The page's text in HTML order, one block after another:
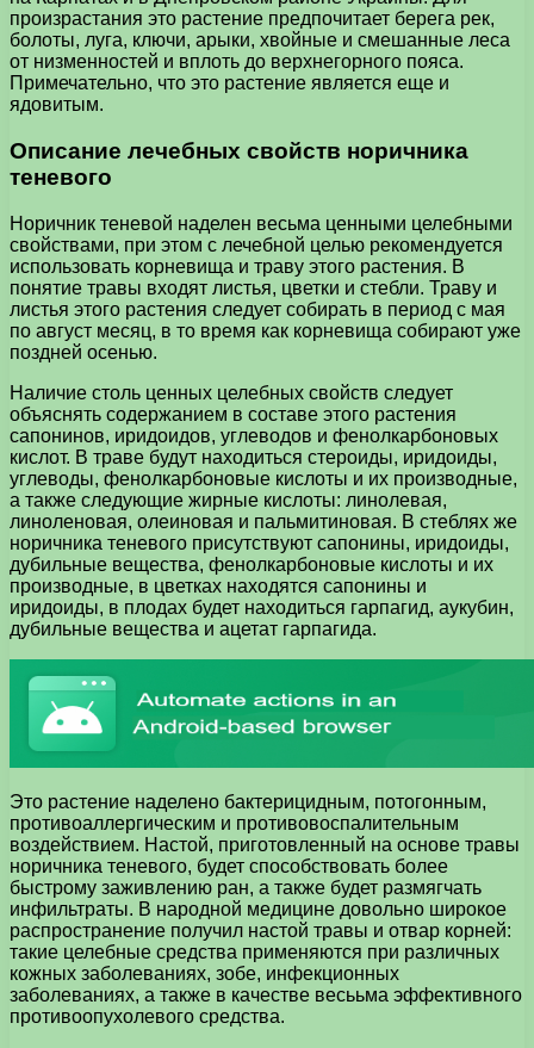
произрастания это растение предпочитает берега рек,
болоты, луга, ключи, арыки, хвойные и смешанные леса
от низменностей и вплоть до верхнегорного пояса.
Примечательно, что это растение является еще и
ядовитым.
Описание лечебных свойств норичника
теневого
Норичник теневой наделен весьма ценными целебными
свойствами, при этом с лечебной целью рекомендуется
использовать корневища и траву этого растения. В
понятие травы входят листья, цветки и стебли. Траву и
листья этого растения следует собирать в период с мая
по август месяц, в то время как корневища собирают уже
поздней осенью.
Наличие столь ценных целебных свойств следует
объяснять содержанием в составе этого растения
сапонинов, иридоидов, углеводов и фенолкарбоновых
кислот. В траве будут находиться стероиды, иридоиды,
углеводы, фенолкарбоновые кислоты и их производные,
а также следующие жирные кислоты: линолевая,
линоленовая, олеиновая и пальмитиновая. В стеблях же
норичника теневого присутствуют сапонины, иридоиды,
дубильные вещества, фенолкарбоновые кислоты и их
производные, в цветках находятся сапонины и
иридоиды, в плодах будет находиться гарпагид, аукубин,
дубильные вещества и ацетат гарпагида.
Это растение наделено бактерицидным, потогонным,
противоаллергическим и противовоспалительным
воздействием. Настой, приготовленный на основе травы
норичника теневого, будет способствовать более
быстрому заживлению ран, а также будет размягчать
инфильтраты. В народной медицине довольно широкое
распространение получил настой травы и отвар корней:
такие целебные средства применяются при различных
кожных заболеваниях, зобе, инфекционных
заболеваниях, а также в качестве весььма эффективного
противоопухолевого средства.